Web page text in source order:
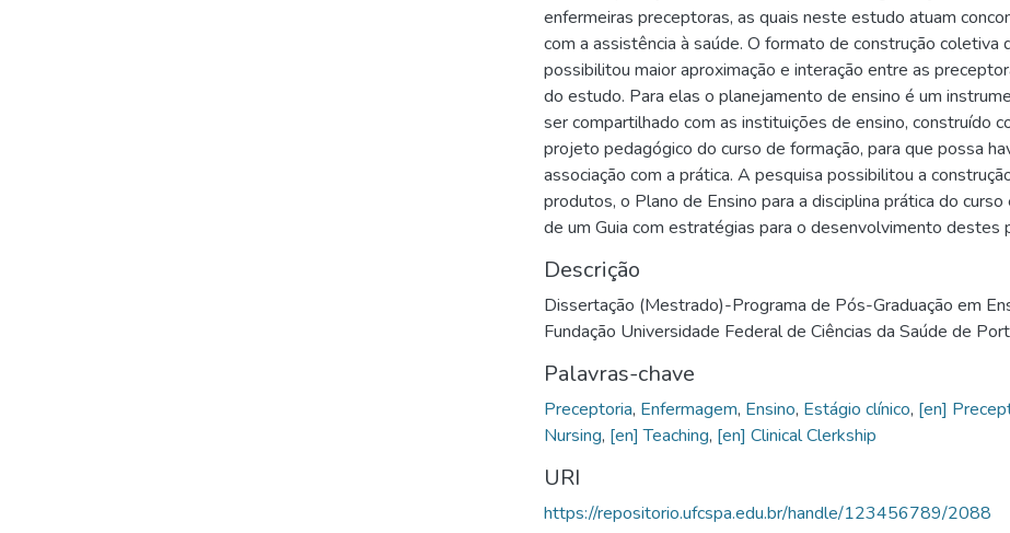
enfermeiras preceptoras, as quais neste estudo atuam
com a assistência à saúde. O formato de construção coletiva
possibilitou maior aproximação e interação entre as
do estudo. Para elas o planejamento de ensino é um
ser compartilhado com as instituições de ensino, construído
projeto pedagógico do curso de formação, para que possa
associação com a prática. A pesquisa possibilitou a
produtos, o Plano de Ensino para a disciplina prática do
de um Guia com estratégias para o desenvolvimento destes
Descrição
Dissertação (Mestrado)-Programa de Pós-Graduação em
Fundação Universidade Federal de Ciências da Saúde de
Palavras-chave
Preceptoria, Enfermagem, Ensino, Estágio clínico, [en]
Nursing, [en] Teaching, [en] Clinical Clerkship
URI
https://repositorio.ufcspa.edu.br/handle/123456789/2088